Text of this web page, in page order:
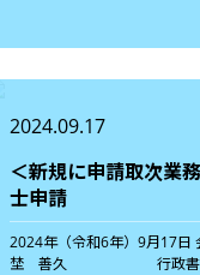
2024.09.17
＜新規に申請取次業
士申請
2024年（令和6年）9月17
埜 善久 行政書士申